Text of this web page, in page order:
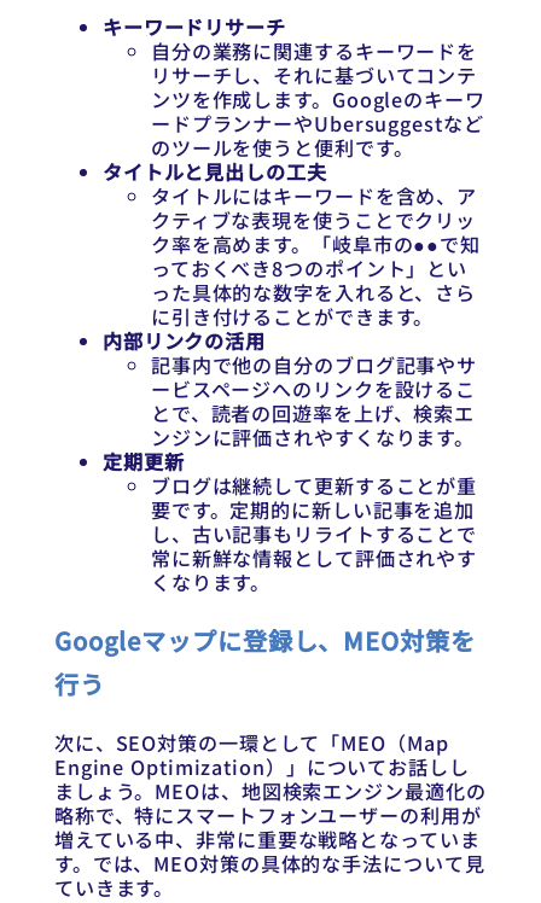
キーワードリサーチ
自分の業務に関連するキーワードを
リサーチし、それに基づいてコンテ
ンツを作成します。Googleのキーワ
ードプランナーやUbersuggestなど
のツールを使うと便利です。
タイトルと見出しの工夫
タイトルにはキーワードを含め、ア
クティブな表現を使うことでクリッ
ク率を高めます。「岐阜市の●●で知
っておくべき8つのポイント」とい
った具体的な数字を入れると、さら
に引き付けることができます。
内部リンクの活用
記事内で他の自分のブログ記事やサ
ービスページへのリンクを設けるこ
とで、読者の回遊率を上げ、検索エ
ンジンに評価されやすくなります。
定期更新
ブログは継続して更新することが重
要です。定期的に新しい記事を追加
し、古い記事もリライトすることで
常に新鮮な情報として評価されやす
くなります。
Googleマップに登録し、MEO対策を
行う
次に、SEO対策の一環として「MEO（Map
Engine Optimization）」についてお話しし
ましょう。MEOは、地図検索エンジン最適化の
略称で、特にスマートフォンユーザーの利用が
増えている中、非常に重要な戦略となっていま
す。では、MEO対策の具体的な手法について見
ていきます。